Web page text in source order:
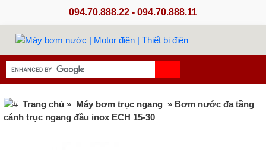
094.70.888.22 - 094.70.888.11
Trang chủ » Máy bơm trục ngang » Bơm nước đa tầng
cánh trục ngang đầu inox ECH 15-30